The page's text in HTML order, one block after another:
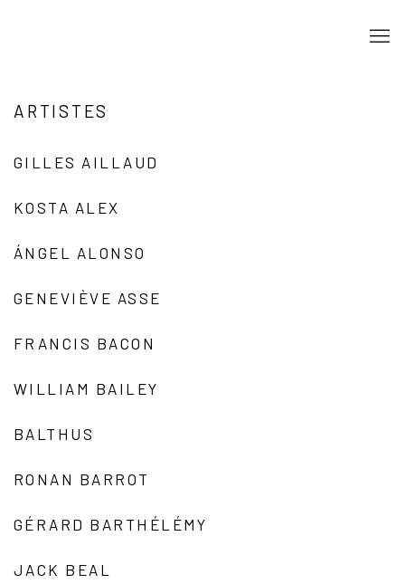
ARTISTES
GILLES AILLAUD
KOSTA ALEX
ÁNGEL ALONSO
GENEVIÈVE ASSE
FRANCIS BACON
WILLIAM BAILEY
BALTHUS
RONAN BARROT
GÉRARD BARTHÉLÉMY
JACK BEAL